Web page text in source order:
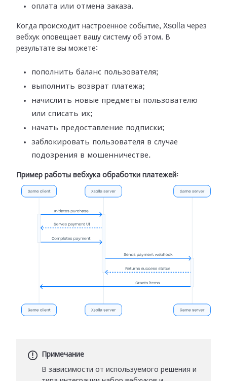
оплата или отмена заказа.
Когда происходит настроенное событие, Xsolla через
вебхук оповещает вашу систему об этом. В
результате вы можете:
пополнить баланс пользователя;
выполнить возврат платежа;
начислить новые предметы пользователю
или списать их;
начать предоставление подписки;
заблокировать пользователя в случае
подозрения в мошенничестве.
Пример работы вебхука обработки платежей:
Примечание
В зависимости от используемого решения и